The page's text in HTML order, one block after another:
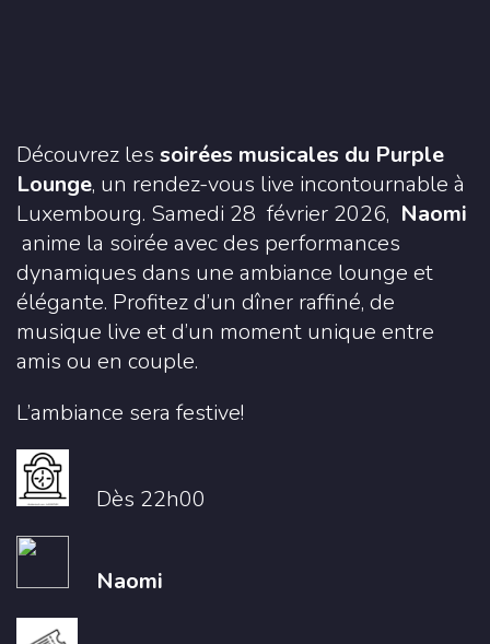
Découvrez les soirées musicales du Purple
Lounge, un rendez-vous live incontournable à
Luxembourg. Samedi 28 février 2026, Naomi
anime la soirée avec des performances
dynamiques dans une ambiance lounge et
élégante. Profitez d’un dîner raffiné, de
musique live et d’un moment unique entre
amis ou en couple.
L’ambiance sera festive!
Dès 22h00
Naomi